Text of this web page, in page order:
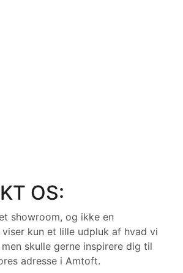
OS:
showroom, og ikke en
kun et lille udpluk af hvad vi
skulle gerne inspirere dig til
adresse i Amtoft.